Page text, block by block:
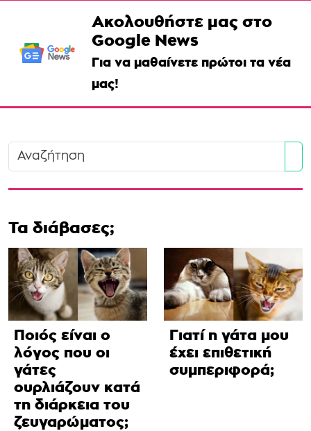
Ακολουθήστε μας στο
Google News
Για να μαθαίνετε πρώτοι τα νέα
μας!
Τα διάβασες;
Ποιός είναι ο
λόγος που οι
γάτες
ουρλιάζουν κατά
τη διάρκεια του
ζευγαρώματος;
Γιατί η γάτα μου
έχει επιθετική
συμπεριφορά;